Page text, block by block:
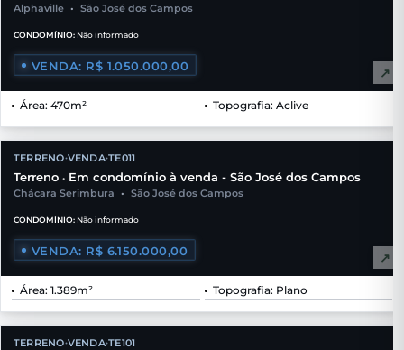
Alphaville • São José dos Campos
CONDOMÍNIO: Não informado
VENDA: R$ 1.050.000,00 ↗
Área: 470m² Topografia: Aclive
TERRENO•VENDA•TE011
Terreno • Em condomínio à venda - São José dos Campos
Chácara Serimbura • São José dos Campos
CONDOMÍNIO: Não informado
VENDA: R$ 6.150.000,00 ↗
Área: 1.389m² Topografia: Plano
TERRENO•VENDA•TE101